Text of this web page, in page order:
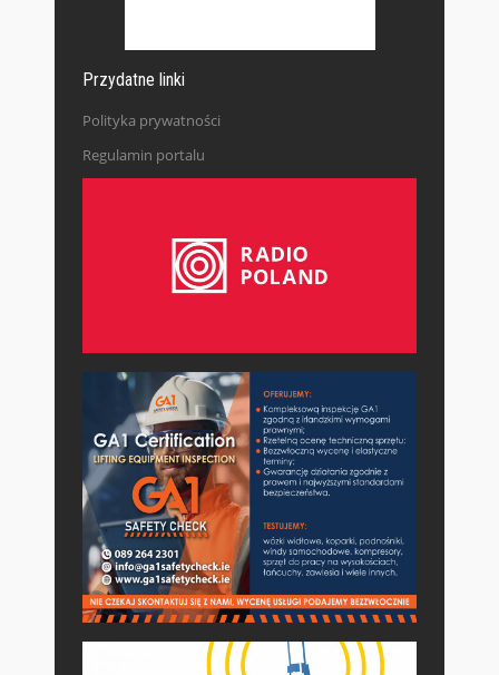
Przydatne linki
Polityka prywatności
Regulamin portalu